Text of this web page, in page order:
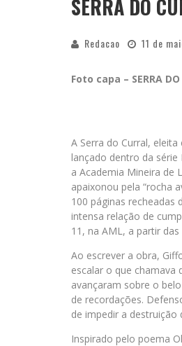
SERRA DO
Redacao 11 de
Foto capa – SERRA
A Serra do Curral,
lançado dentro da série
a Academia Mineira de
apaixonou pela “rocha
100 páginas
intensa relação de
11, na AML, a partir das
Ao escrever a obra,
escalar o que chamava
avançaram sobre o
de recordações.
de impedir a destruição
Inspirado pelo poema